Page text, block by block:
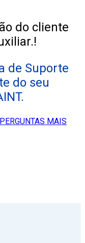
do cliente
de Suporte
do seu
MAIS